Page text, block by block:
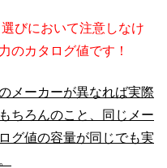
びにおいて注意しなけ
のカタログ値です！
メーカーが異なれば実際
ちろんのこと、同じメー
グ値の容量が同じでも実